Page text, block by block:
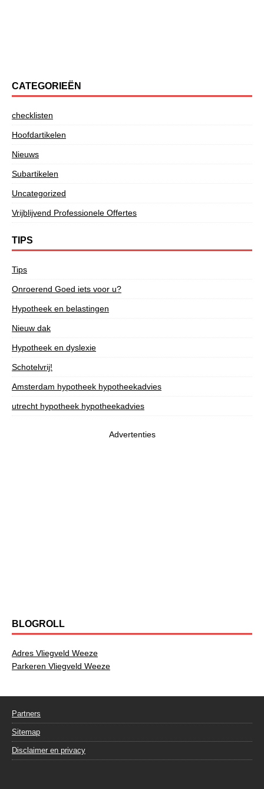
CATEGORIEËN
checklisten
Hoofdartikelen
Nieuws
Subartikelen
Uncategorized
Vrijblijvend Professionele Offertes
TIPS
Tips
Onroerend Goed iets voor u?
Hypotheek en belastingen
Nieuw dak
Hypotheek en dyslexie
Schotelvrij!
Amsterdam hypotheek hypotheekadvies
utrecht hypotheek hypotheekadvies
Advertenties
BLOGROLL
Adres Vliegveld Weeze
Parkeren Vliegveld Weeze
Partners
Sitemap
Disclaimer en privacy